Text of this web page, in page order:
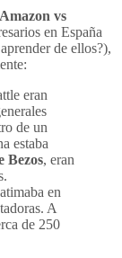
Amazon vs
en España
de ellos?),
eran
de un
estaba
Bezos, eran
en
A
de 250